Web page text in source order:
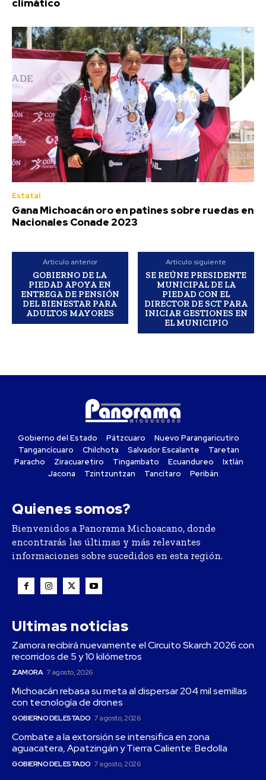
climático
Estatal
Gana Michoacán oro en patines sobre ruedas en
Nacionales Conade 2023
Artículo anterior
GOBIERNO DE LA
PIEDAD APOYA EN
ENTREGA DE PENSIÓN
DEL BIENESTAR PARA
ADULTOS MAYORES
Artículo siguiente
SE REÚNE PRESIDENTE
MUNICIPAL DE LA
PIEDAD CON EL
DIRECTOR DE SCT PARA
INICIAR GESTIONES EN
EL MUNICIPIO
Gobierno del Estado Pátzcuaro
Nuevo Parangaricutiro
Tangancícuaro
Chilchota Salvador Escalante
Taretan
Paracho
Ziracuaretiro Tingambato Ecuandureo
Ixtlán
Jacona
Tzintzuntzan Tancítaro Peribán
Quienes somos?
Bienvenidos a Panorama Michoacano, donde
encontrarás las últimas y más relevantes
informaciones sobre sucedidos en esta región.
Ultimas noticias
Zamora recibirá nuevamente el Circuito Skarch 2026 con
recorridos de 5 y 10 kilómetros
ZAMORA 7 agosto, 2026
Michoacán rebasa su meta al dispersar 204 mil semillas
con tecnología de drones
GOBIERNO DEL ESTADO 7 agosto, 2026
Combate a la extorsión se intensifica en zona
aguacatera, Apatzingán y Tierra Caliente: Bedolla
GOBIERNO DEL ESTADO 7 agosto, 2026